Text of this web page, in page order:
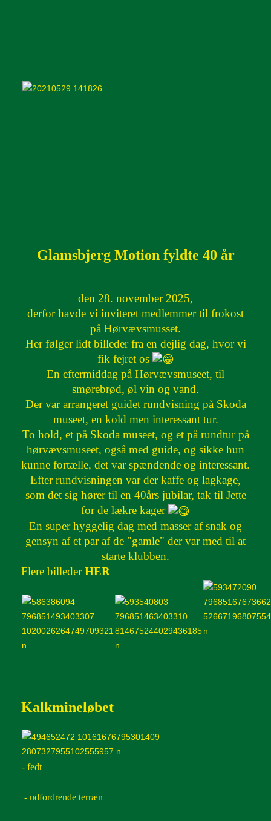
Glamsbjerg Motion fyldte 40 år
den 28. november 2025,
derfor havde vi inviteret medlemmer til frokost
på Hørvævsmusset.
Her følger lidt billeder fra en dejlig dag, hvor vi
fik fejret os
En eftermiddag på Hørvævsmuseet, til
smørebrød, øl vin og vand.
Der var arrangeret guidet rundvisning på Skoda
museet, en kold men interessant tur.
To hold, et på Skoda museet, og et på rundtur på
hørvævsmuseet, også med guide, og sikke hun
kunne fortælle, det var spændende og interessant.
Efter rundvisningen var der kaffe og lagkage,
som det sig hører til en 40års jubilar, tak til Jette
for de lækre kager
En super hyggelig dag med masser af snak og
gensyn af et par af de "gamle" der var med til at
starte klubben.
Flere billederHER
Kalkmineløbet
- fedt
- udfordrende terræn